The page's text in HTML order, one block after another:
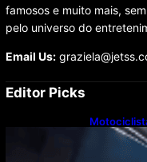
famosos e muito mais,
pelo universo do
Email Us:
Editor Picks
com